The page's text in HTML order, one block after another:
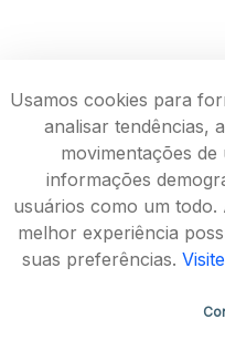
Usamos cookies para
analisar tendências,
movimentações
informações
usuários como um todo.
melhor experiência
suas preferências.